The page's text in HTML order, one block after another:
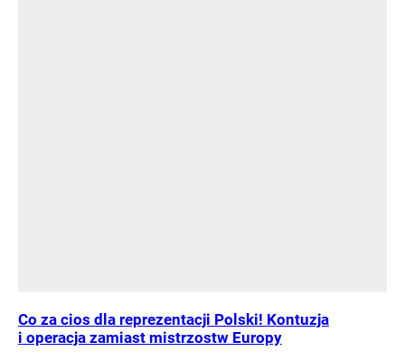
Co za cios dla reprezentacji Polski! Kontuzja
i operacja zamiast mistrzostw Europy